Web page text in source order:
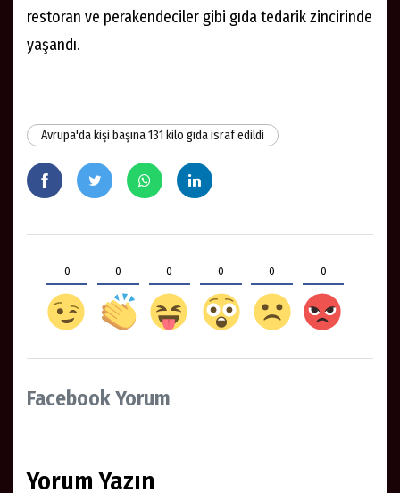
restoran ve perakendeciler gibi gıda tedarik zincirinde
yaşandı.
Avrupa'da kişi başına 131 kilo gıda israf edildi
0 0 0 0 0 0
Facebook Yorum
Yorum Yazın